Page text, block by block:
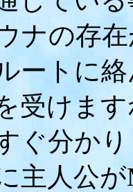
ナの存
ートに
受けま
ぐ分か
主人公